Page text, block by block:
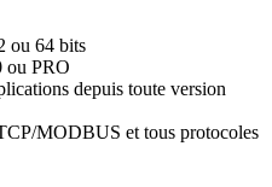
ou 64 bits
ou PRO
depuis toute version
MODBUS et tous protocoles